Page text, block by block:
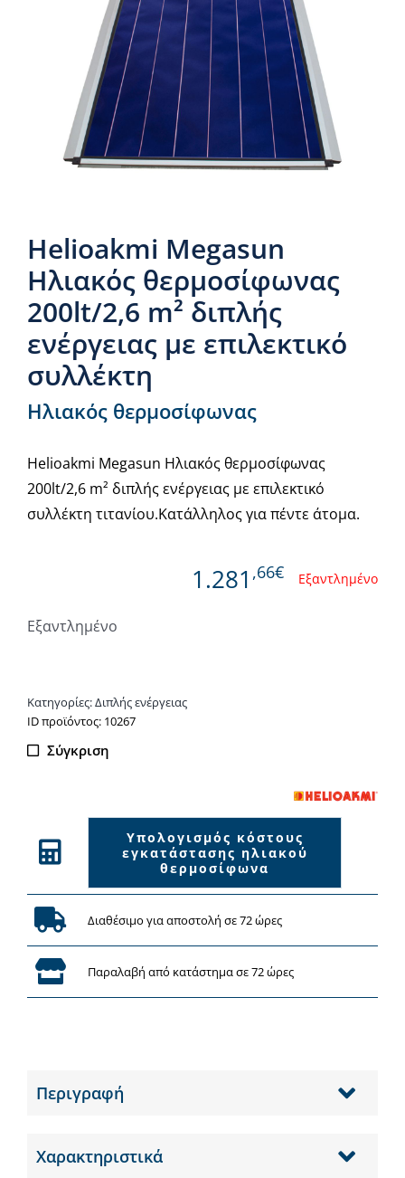
Νέα & άρθρα
Επικοινωνία
Helioakmi Megasun
Ηλιακός θερμοσίφωνας
200lt/2,6 m² διπλής
ενέργειας με επιλεκτικό
συλλέκτη
Ηλιακός θερμοσίφωνας
Helioakmi Megasun Ηλιακός θερμοσίφωνας
200lt/2,6 m² διπλής ενέργειας με επιλεκτικό
συλλέκτη τιτανίου.Κατάλληλος για πέντε άτομα.
1.281 ,66€ Εξαντλημένο
Εξαντλημένο
Κατηγορίες:Διπλής ενέργειας
ΙD προϊόντος: 10267
Σύγκριση
Υπολογισμός κόστους
εγκατάστασης ηλιακού
θερμοσίφωνα
Διαθέσιμο για αποστολή σε 72 ώρες
Παραλαβή από κατάστημα σε 72 ώρες
Περιγραφή
Χαρακτηριστικά